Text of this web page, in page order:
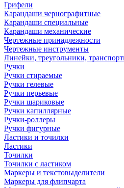
Грифели
Карандаши чернографитные
Карандаши специальные
Карандаши механические
Чертежные принадлежности
Чертежные инструменты
Линейки, треугольники,
Ручки
Ручки стираемые
Ручки гелевые
Ручки перьевые
Ручки шариковые
Ручки капиллярные
Ручки-роллеры
Ручки фигурные
Ластики и точилки
Ластики
Точилки
Точилки с ластиком
Маркеры и текстовыделители
Маркеры для флипчарта